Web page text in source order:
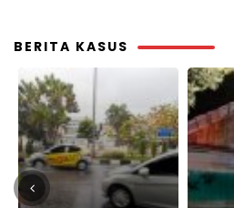
BERITA KASUS